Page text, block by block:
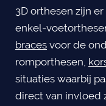
3D orthesen zijn
enkel-
braces voor de
romporthesen,
situaties waarbij
direct van invloed